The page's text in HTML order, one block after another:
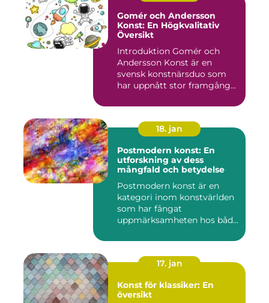
Gomér och Andersson
Konst: En Högkvalitativ
Översikt
Introduktion Gomér och
Andersson Konst är en
svensk konstnärsduo som
har uppnått stor framgång
18. jan
Postmodern konst: En
utforskning av dess
mångfald och betydelse
Postmodern konst är en
kategori inom konstvärlden
som har fångat
uppmärksamheten hos både
17. jan
Konst för klassiker: En
översikt